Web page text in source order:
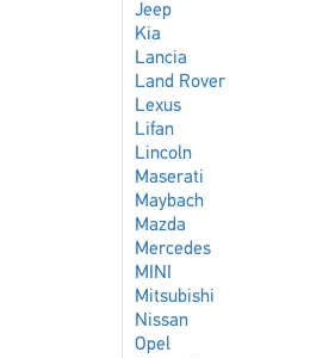
Jeep
Kia
Lancia
Land Rover
Lexus
Lifan
Lincoln
Maserati
Maybach
Mazda
Mercedes
MINI
Mitsubishi
Nissan
Opel